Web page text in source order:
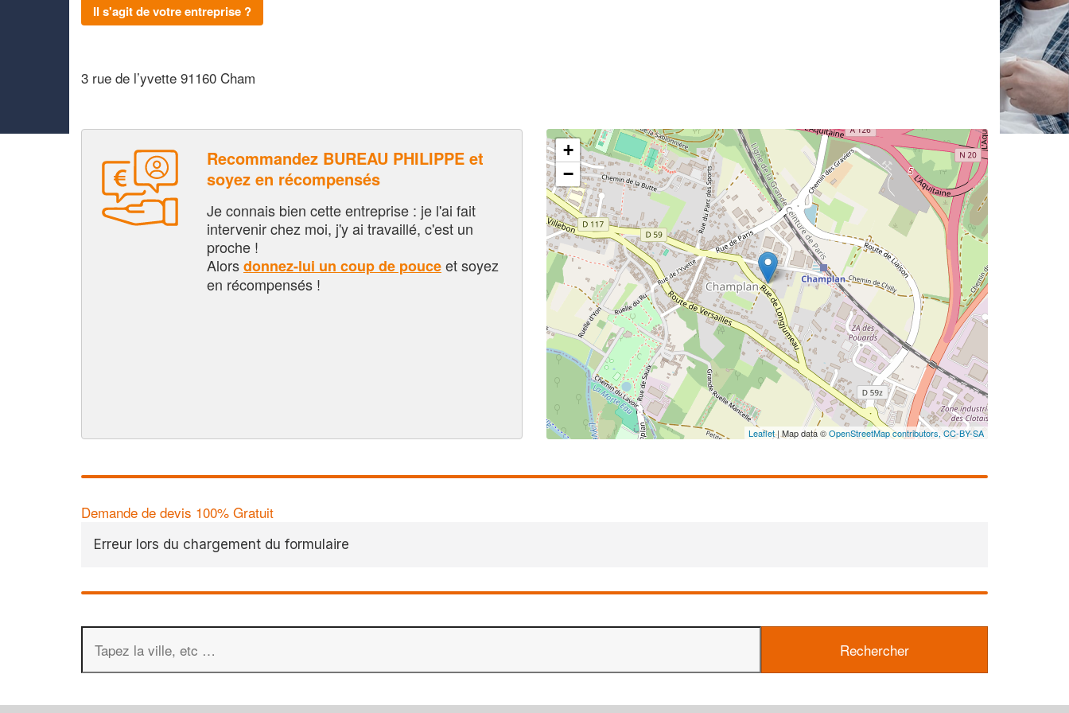
Il s'agit de votre entreprise ?
3 rue de l’yvette 91160 Cham
Recommandez BUREAU PHILIPPE et
soyez en récompensés
Je connais bien cette entreprise : je l'ai fait
intervenir chez moi, j'y ai travaillé, c'est un
proche !
Alorsdonnez-lui un coup de pouceet soyez
en récompensés !
+
−
Leaflet| Map data ©OpenStreetMap contributors,CC-BY-SA
Demande de devis 100% Gratuit
Erreur lors du chargement du formulaire